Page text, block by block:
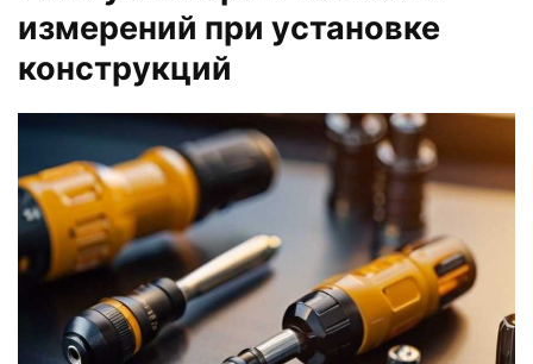
измерений при установке
конструкций